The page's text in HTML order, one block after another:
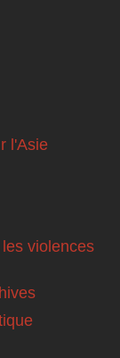
l'Asie
violences